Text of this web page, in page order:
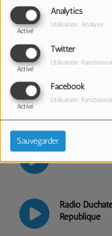
Analytics
Activé
Utilisation: Analyse
Twitter
Activé
Utilisation:
Facebook
Activé
Utilisation:
Sauvegarder
Pacot Radio
Radio
République